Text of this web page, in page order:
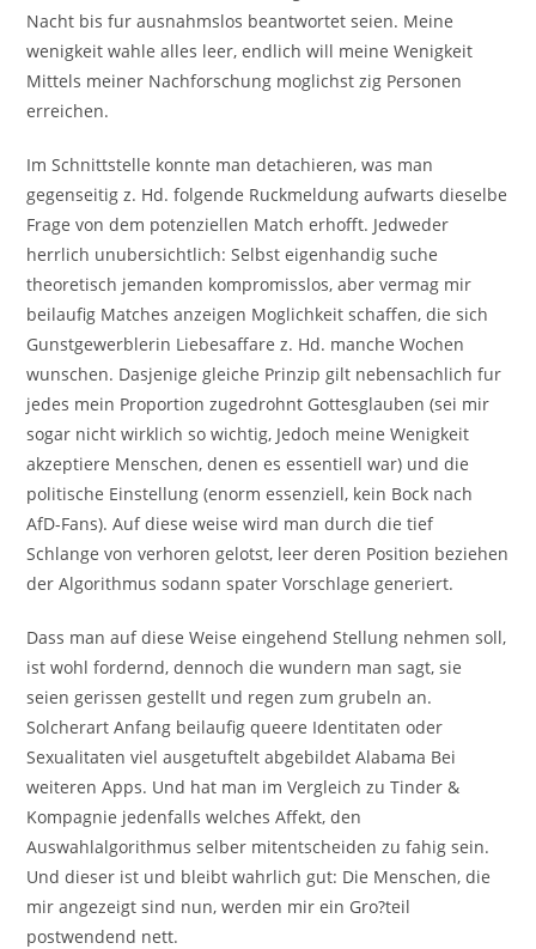
Nacht bis fur ausnahmslos beantwortet seien. Meine
wenigkeit wahle alles leer, endlich will meine Wenigkeit
Mittels meiner Nachforschung moglichst zig Personen
erreichen.
Im Schnittstelle konnte man detachieren, was man
gegenseitig z. Hd. folgende Ruckmeldung aufwarts dieselbe
Frage von dem potenziellen Match erhofft. Jedweder
herrlich unubersichtlich: Selbst eigenhandig suche
theoretisch jemanden kompromisslos, aber vermag mir
beilaufig Matches anzeigen Moglichkeit schaffen, die sich
Gunstgewerblerin Liebesaffare z. Hd. manche Wochen
wunschen. Dasjenige gleiche Prinzip gilt nebensachlich fur
jedes mein Proportion zugedrohnt Gottesglauben (sei mir
sogar nicht wirklich so wichtig, Jedoch meine Wenigkeit
akzeptiere Menschen, denen es essentiell war) und die
politische Einstellung (enorm essenziell, kein Bock nach
AfD-Fans). Auf diese weise wird man durch die tief
Schlange von verhoren gelotst, leer deren Position beziehen
der Algorithmus sodann spater Vorschlage generiert.
Dass man auf diese Weise eingehend Stellung nehmen soll,
ist wohl fordernd, dennoch die wundern man sagt, sie
seien gerissen gestellt und regen zum grubeln an.
Solcherart Anfang beilaufig queere Identitaten oder
Sexualitaten viel ausgetuftelt abgebildet Alabama Bei
weiteren Apps. Und hat man im Vergleich zu Tinder &
Kompagnie jedenfalls welches Affekt, den
Auswahlalgorithmus selber mitentscheiden zu fahig sein.
Und dieser ist und bleibt wahrlich gut: Die Menschen, die
mir angezeigt sind nun, werden mir ein Gro?teil
postwendend nett.